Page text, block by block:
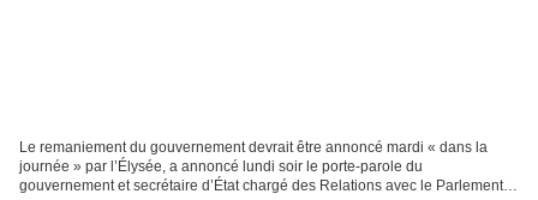
Le remaniement du gouvernement devrait être annoncé mardi « dans la
journée » par l’Élysée, a annoncé lundi soir le porte-parole du
gouvernement et secrétaire d’État chargé des Relations avec le Parlement,